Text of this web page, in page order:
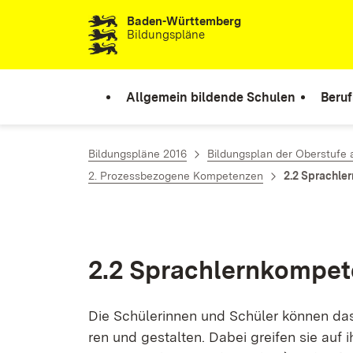
Zum Inhalt springenBaden-Württemberg
Bildungspläne
Allgemein bildende Schulen
Bildungspläne 2016 Bildungsplan der Oberstufe
2. Prozessbezogene Kompetenzen
2.2
2.2
Die Schü­le­rin­nen und Schü­ler kön­nen
ren und ge­stal­ten. Da­bei grei­fen sie auf